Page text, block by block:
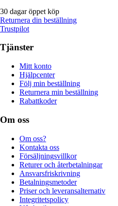
30 dagar öppet köp
Returnera din beställning
Trustpilot
Tjänster
Mitt konto
Hjälpcenter
Följ min beställning
Returnera min beställning
Rabattkoder
Om oss
Om oss?
Kontakta oss
Försäljningsvillkor
Returer och återbetalningar
Ansvarsfriskrivning
Betalningsmetoder
Priser och leveransalternativ
Integritetspolicy